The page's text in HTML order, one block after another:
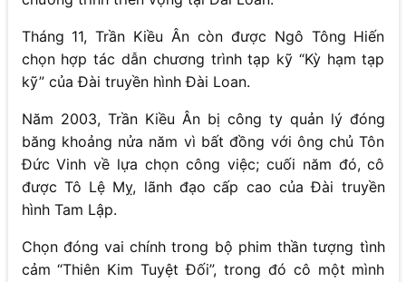
Tháng 11, Trần Kiều Ân còn được Ngô Tông Hiến
chọn hợp tác dẫn chương trình tạp kỹ “Kỳ hạm tạp
kỹ” của Đài truyền hình Đài Loan.
Năm 2003, Trần Kiều Ân bị công ty quản lý đóng
băng khoảng nửa năm vì bất đồng với ông chủ Tôn
Đức Vinh về lựa chọn công việc; cuối năm đó, cô
được Tô Lệ Mỵ, lãnh đạo cấp cao của Đài truyền
hình Tam Lập.
Chọn đóng vai chính trong bộ phim thần tượng tình
cảm “Thiên Kim Tuyệt Đối”, trong đó cô một mình